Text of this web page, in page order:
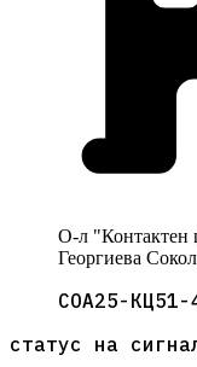
О-л "Контактен
Георгиева
СОА25-КЦ51-
статус на